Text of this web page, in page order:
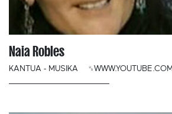
Naia Robles
KANTUA - MUSIKA ␟WWW.YOUTUBE.COM